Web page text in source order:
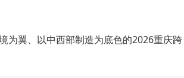
翼、以中西部制造为底色的2026重庆跨